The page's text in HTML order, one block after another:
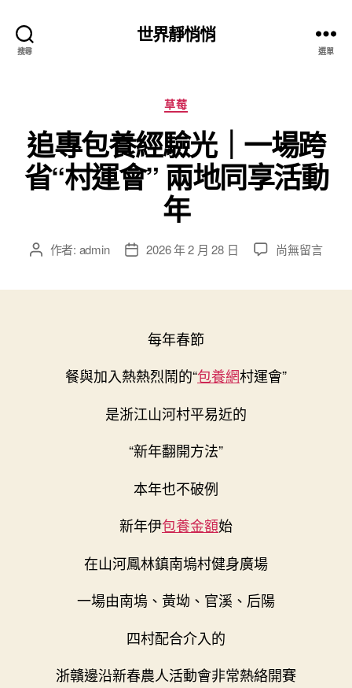
搜尋
世界靜悄悄
選單
分
類
草莓
追專包養經驗光｜一場跨
省“村運會” 兩地同享活動
年
文 作者: admin
文 2026 年 2 月 28 日
在
光
｜
尚無留言
每年春節
餐與加入熱熱烈鬧的“包養網村運會”
是浙江山河村平易近的
“新年翻開方法”
本年也不破例
新年伊包養金額始
在山河鳳林鎮南塢村健身廣場
一場由南塢、黃坳、官溪、后陽
四村配合介入的
浙贛邊沿新春農人活動會非常熱絡開賽